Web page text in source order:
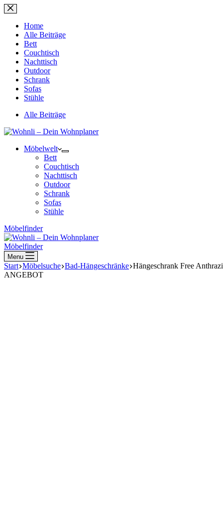
Zum
springenHome
Alle Beiträge
Bett
Couchtisch
Nachttisch
Outdoor
Schrank
Sofas
Stühle
Alle Beiträge
Möbelwelt
Bett
Couchtisch
Nachttisch
Outdoor
Schrank
Sofas
Stühle
Möbelfinder
Möbelfinder
Menu
Start Möbelsuche Bad-Hängeschränke Hängeschrank Free
ANGEBOT